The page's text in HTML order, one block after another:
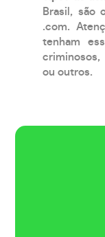
Brasil, são
.com.
tenham
criminosos,
ou outros.